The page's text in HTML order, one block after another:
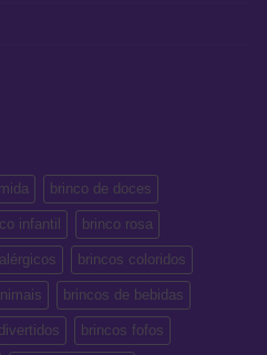
brinco de doces
infantil brinco rosa
brincos coloridos
brincos de bebidas
brincos fofos